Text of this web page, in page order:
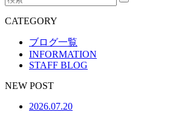
CATEGORY
ブログ一覧
INFORMATION
STAFF BLOG
NEW POST
2026.07.20